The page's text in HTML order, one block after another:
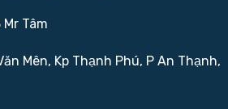
Tâm
Mên, Kp Thạnh Phú, P An Thạnh,